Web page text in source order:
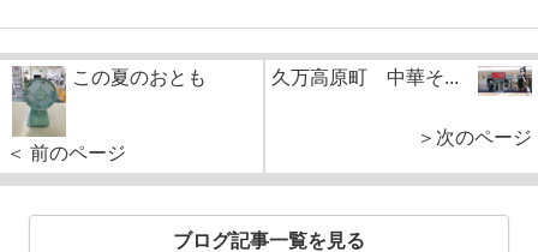
この夏のおとも
＜ 前のページ
久万高原町 中華そ...
＞次のページ
ブログ記事一覧を見る